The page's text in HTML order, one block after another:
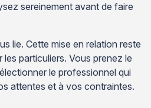
sereinement avant de faire
lie. Cette mise en relation reste
particuliers. Vous prenez le
le professionnel qui
attentes et à vos contraintes.